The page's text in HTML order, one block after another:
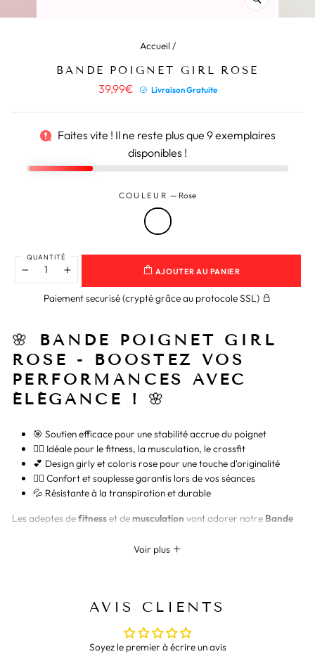
(ESC)
Accueil /
BANDE POIGNET GIRL ROSE
39,99€ PrixLivraison Gratuite
Faites vite ! Il ne reste plus que 9exemplaires
disponibles !
COULEUR — Rose
QUANTITÉ
+ AJOUTER AU PANIER
Paiement securisé (crypté grâce au protocole SSL)
🌸 BANDE POIGNET GIRL
ROSE - BOOSTEZ VOS
PERFORMANCES AVEC
ÉLÉGANCE !
🌸
🎯 Soutien efficace pour une stabilité accrue du poignet
🏋️‍♀️ Idéale pour le fitness, la musculation, le crossfit
💕 Design girly et coloris rose pour une touche d'originalité
🤸‍♀️ Confort et souplesse garantis lors de vos séances
💦 Résistante à la transpiration et durable
Les adeptes defitnesset demusculation vont adorer notre Bande
vos séances intensives. Son coloris rose pétillant ajoutera une touche
CONFORT ET
BANDE POIGNET GIRL ROSE
Voir plus
AVIS CLIENTS
Soyez le premier à écrire un avis